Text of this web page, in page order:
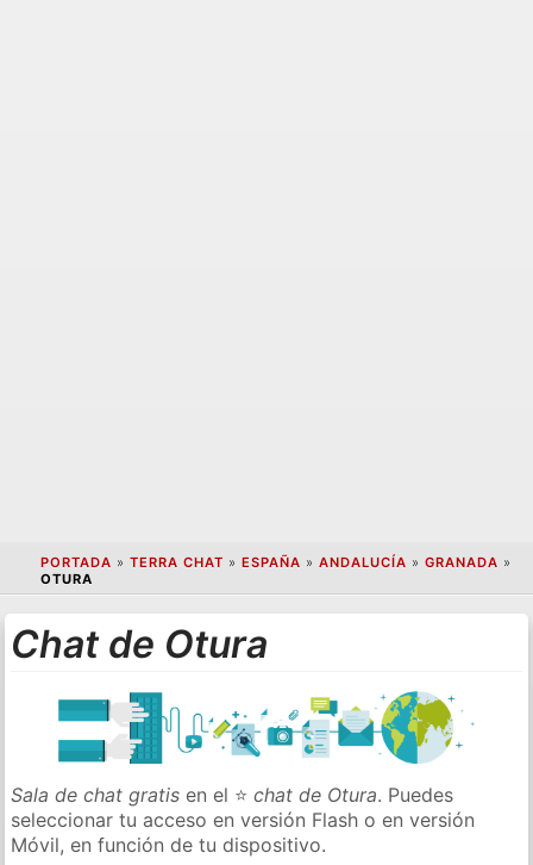
PORTADA » TERRA CHAT » ESPAÑA » ANDALUCÍA » GRANADA »
OTURA
Chat de Otura
Sala de chat gratis en el ⭐chat de Otura. Puedes
seleccionar tu acceso en versión Flash o en versión
Móvil, en función de tu dispositivo.